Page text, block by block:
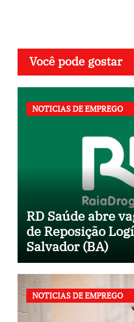
Você pode gostar
NOTICIAS DE EMPREGO
RD Saúde abre
de Reposição
Salvador (BA)
NOTICIAS DE EMPREGO